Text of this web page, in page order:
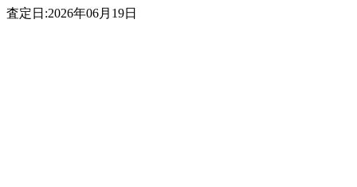
査定日:2026年06月19日